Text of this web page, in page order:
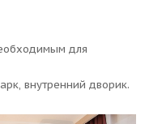
для
внутренний дворик.